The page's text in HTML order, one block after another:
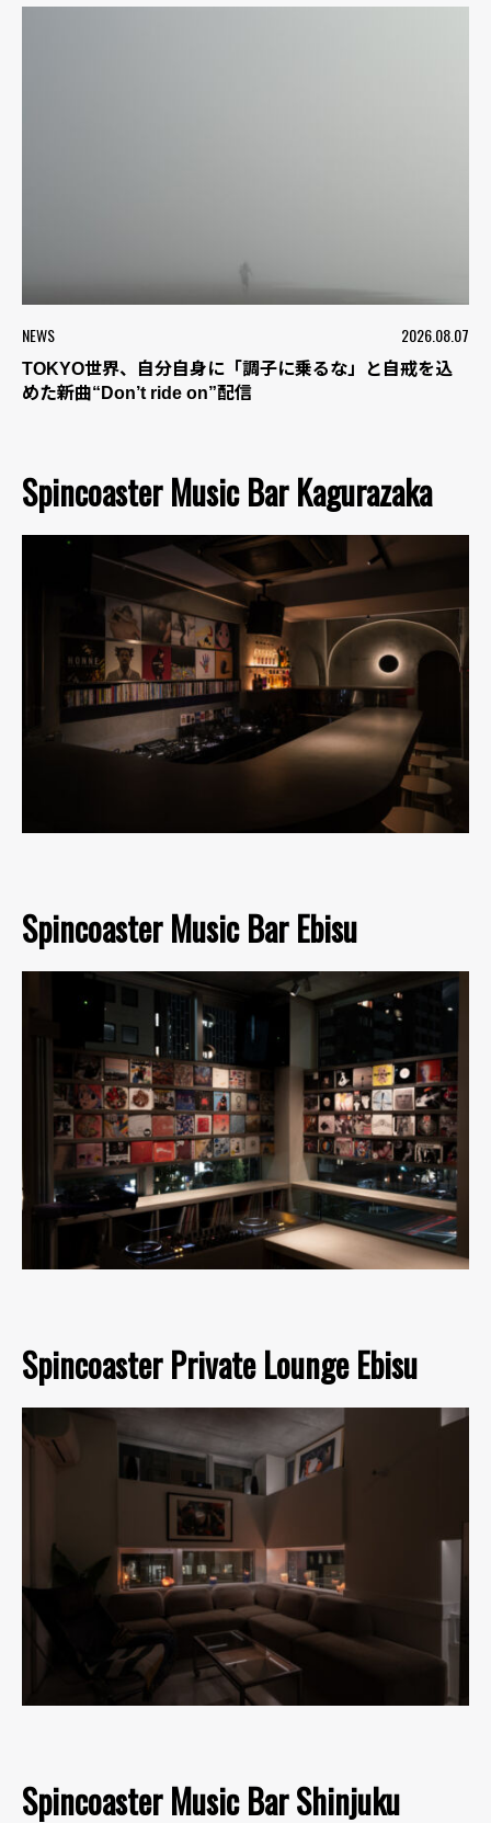
NEWS 2026.08.07
TOKYO世界、自分自身に「調子に乗るな」と自戒を込
めた新曲“Don’t ride on”配信
Spincoaster Music Bar Kagurazaka
Spincoaster Music Bar Ebisu
Spincoaster Private Lounge Ebisu
Spincoaster Music Bar Shinjuku